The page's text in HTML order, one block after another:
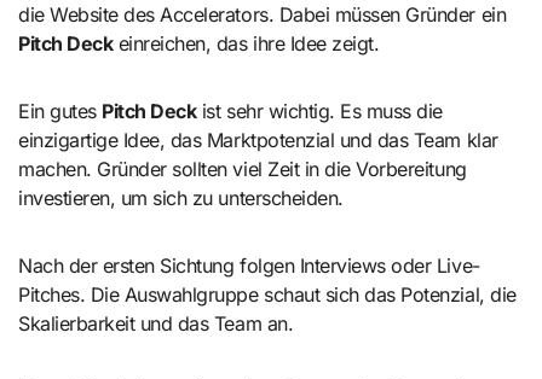
die Website des Accelerators. Dabei müssen Gründer ein
Pitch Deckeinreichen, das ihre Idee zeigt.
Ein gutes Pitch Deckist sehr wichtig. Es muss die
einzigartige Idee, das Marktpotenzial und das Team klar
machen. Gründer sollten viel Zeit in die Vorbereitung
investieren, um sich zu unterscheiden.
Nach der ersten Sichtung folgen Interviews oder Live-
Pitches. Die Auswahlgruppe schaut sich das Potenzial, die
Skalierbarkeit und das Team an.